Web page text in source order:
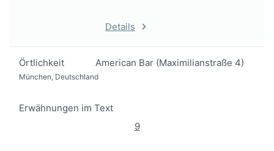
Details
Örtlichkeit American Bar (Maximilianstraße 4)
München, Deutschland
Erwähnungen im Text
9